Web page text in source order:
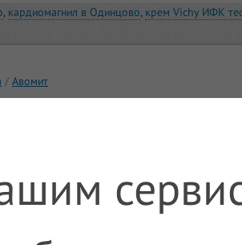
, кардиомагнил в Одинцово, крем Vichy ИФК
Авомит